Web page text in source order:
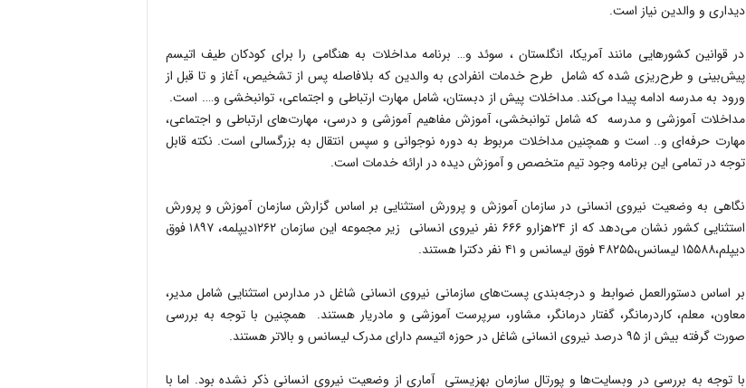
دیداری و والدین نیاز است.
در قوانین کشورهایی مانند آمریکا، انگلستان ، سوئد و… برنامه مداخلات به هنگامی را برای کودکان طیف اتیسم
پیش‌بینی و طرح‌ریزی شده که شامل طرح خدمات انفرادی به والدین که بلافاصله پس از تشخیص، آغاز و تا قبل از
ورود به مدرسه ادامه پیدا می‌کند. مداخلات پیش از دبستان، شامل مهارت ارتباطی و اجتماعی، توانبخشی و…. است.
مداخلات آموزشی و مدرسه که شامل توانبخشی، آموزش مفاهیم آموزشی و درسی، مهارت‌های ارتباطی و اجتماعی،
مهارت حرفه‌ای و.. است و همچنین مداخلات مربوط به دوره نوجوانی و سپس انتقال به بزرگسالی است. نکته قابل
توجه در تمامی این برنامه وجود تیم متخصص و آموزش دیده در ارائه خدمات است.
نگاهی به وضعیت نیروی انسانی در سازمان آموزش و پرورش استثنایی بر اساس گزارش سازمان آموزش و پرورش
استثنایی کشور نشان می‌دهد که از ۲۴هزارو ۶۶۶ نفر نیروی انسانی زیر مجموعه این سازمان ۱۲۶۲دیپلمه، ۱۸۹۷ فوق
دیپلم،۱۵۵۸۸ لیسانس،۴۸۲۵۵ فوق لیسانس و ۴۱ نفر دکترا هستند.
بر اساس دستورالعمل ضوابط و درجه‌بندی پست‌های سازمانی نیروی انسانی شاغل در مدارس استثنایی شامل مدیر،
معاون، معلم، کاردرمانگر، گفتار درمانگر، مشاور، سرپرست آموزشی و مادریار هستند. همچنین با توجه به بررسی
صورت گرفته بیش از ۹۵ درصد نیروی انسانی شاغل در حوزه اتیسم دارای مدرک لیسانس و بالاتر هستند.
با توجه به بررسی در وبسایت‌ها و پورتال سازمان بهزیستی آماری از وضعیت نیروی انسانی ذکر نشده بود. اما با